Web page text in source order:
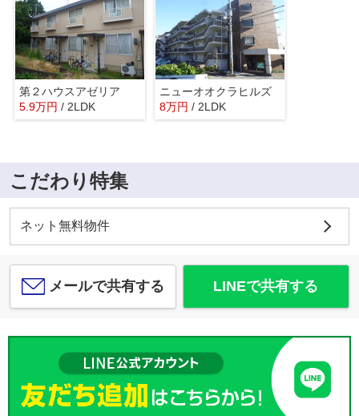
第２ハウスアゼリア
5.9万円 / 2LDK
ニューオオクラヒルズ
8万円 / 2LDK
こだわり特集
ネット無料物件
メールで共有する LINEで共有する